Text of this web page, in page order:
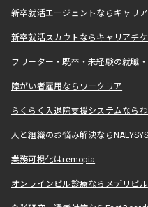
新卒就活エージェントならキャリ
新卒就活スカウトならキャリアチ
フリーター・既卒・未経験の就職
障がい者雇用ならワークリア
らくらく入退院支援システムなら
人と組織のお悩み解決なら
業務可視化はremopia
オンラインピル診療ならメデリピル